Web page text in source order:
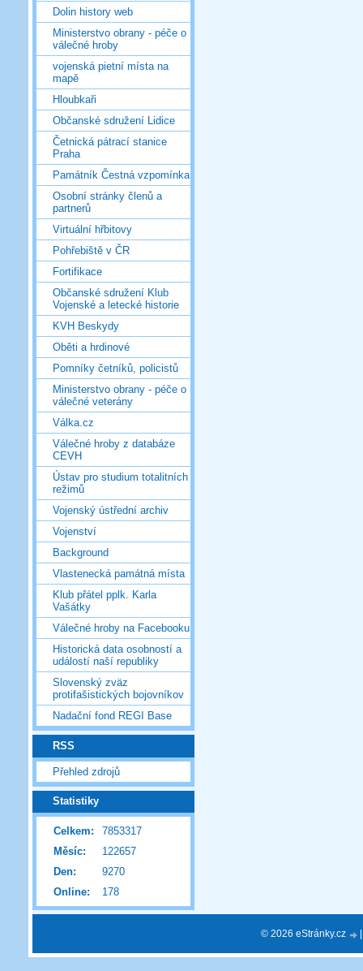
Dolin history web
Ministerstvo obrany - péče o
válečné hroby
vojenská pietní místa na
mapě
Hloubkaři
Občanské sdružení Lidice
Četnická pátrací stanice
Praha
Památník Čestná vzpomínka
Osobní stránky členů a
partnerů
Virtuální hřbitovy
Pohřebiště v ČR
Fortifikace
Občanské sdružení Klub
Vojenské a letecké historie
KVH Beskydy
Oběti a hrdinové
Pomníky četníků, policistů
Ministerstvo obrany - péče o
válečné veterány
Válka.cz
Válečné hroby z databáze
CEVH
Ústav pro studium totalitních
režimů
Vojenský ústřední archiv
Vojenství
Background
Vlastenecká památná místa
Klub přátel pplk. Karla
Vašátky
Válečné hroby na Facebooku
Historická data osobností a
událostí naší republiky
Slovenský zväz
protifašistických bojovníkov
Nadační fond REGI Base
RSS
Přehled zdrojů
Statistiky
Online: 178
Celkem:
7853317
Měsíc:
122657
Den:
9270
© 2026 eStránky.cz